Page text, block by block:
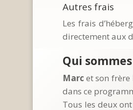
Autres frais
Les frais
directement aux
Qui
Marc et son frère
dans ce
Tous les deux